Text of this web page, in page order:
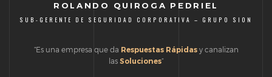
ROLANDO QUIROGA PEDRIEL
SUB-GERENTE DE SEGURIDAD CORPORATIVA – GRUPO SION
“Es una empresa que da Respuestas Rápidas y canalizan
las Soluciones”